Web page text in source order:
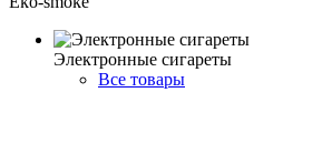
Электронные сигареты
Все товары